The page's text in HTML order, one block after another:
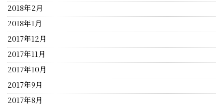
2018年2月
2018年1月
2017年12月
2017年11月
2017年10月
2017年9月
2017年8月